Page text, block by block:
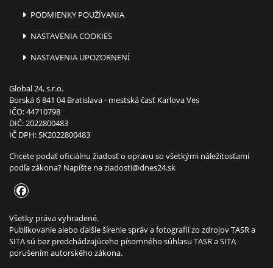
PODMIENKY POUŽÍVANIA
NASTAVENIA COOKIES
NASTAVENIA UPOZORNENÍ
Global 24, s.r.o.
Borská 6 841 04 Bratislava - mestská časť Karlova Ves
IČO: 44710798
DIČ: 2022800483
IČ DPH: SK2022800483
Chcete podať oficiálnu žiadosť o opravu so všetkými náležitosťami
podľa zákona? Napíšte naziadosti@dnes24.sk
Všetky práva vyhradené.
Publikovanie alebo ďalšie šírenie správ a fotografií zo zdrojov TASR a
SITA sú bez predchádzajúceho písomného súhlasu TASR a SITA
porušením autorského zákona.